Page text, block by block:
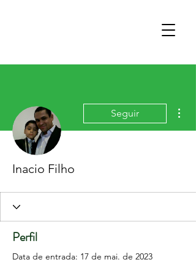
Seguir
Inacio Filho
Perfil
Data de entrada: 17 de mai. de 2023